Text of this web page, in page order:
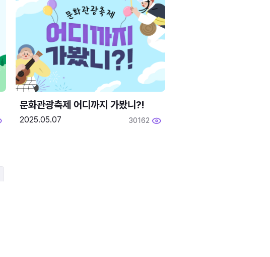
문화관광축제 어디까지 가봤니?!
2025.05.07 30162